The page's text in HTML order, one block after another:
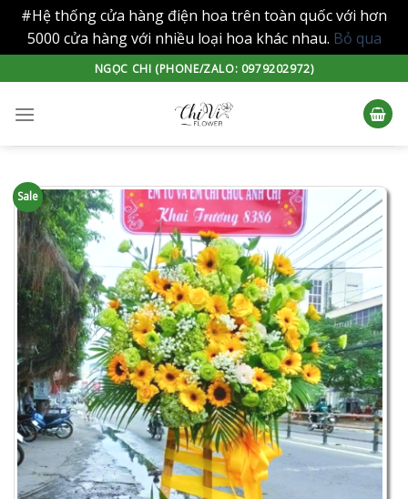
#Hệ thống cửa hàng điện hoa trên toàn quốc với hơn
5000 cửa hàng với nhiều loại hoa khác nhau. Bỏ qua
to
content
NGỌC CHI (PHONE/ZALO: 0979202972)
Sale